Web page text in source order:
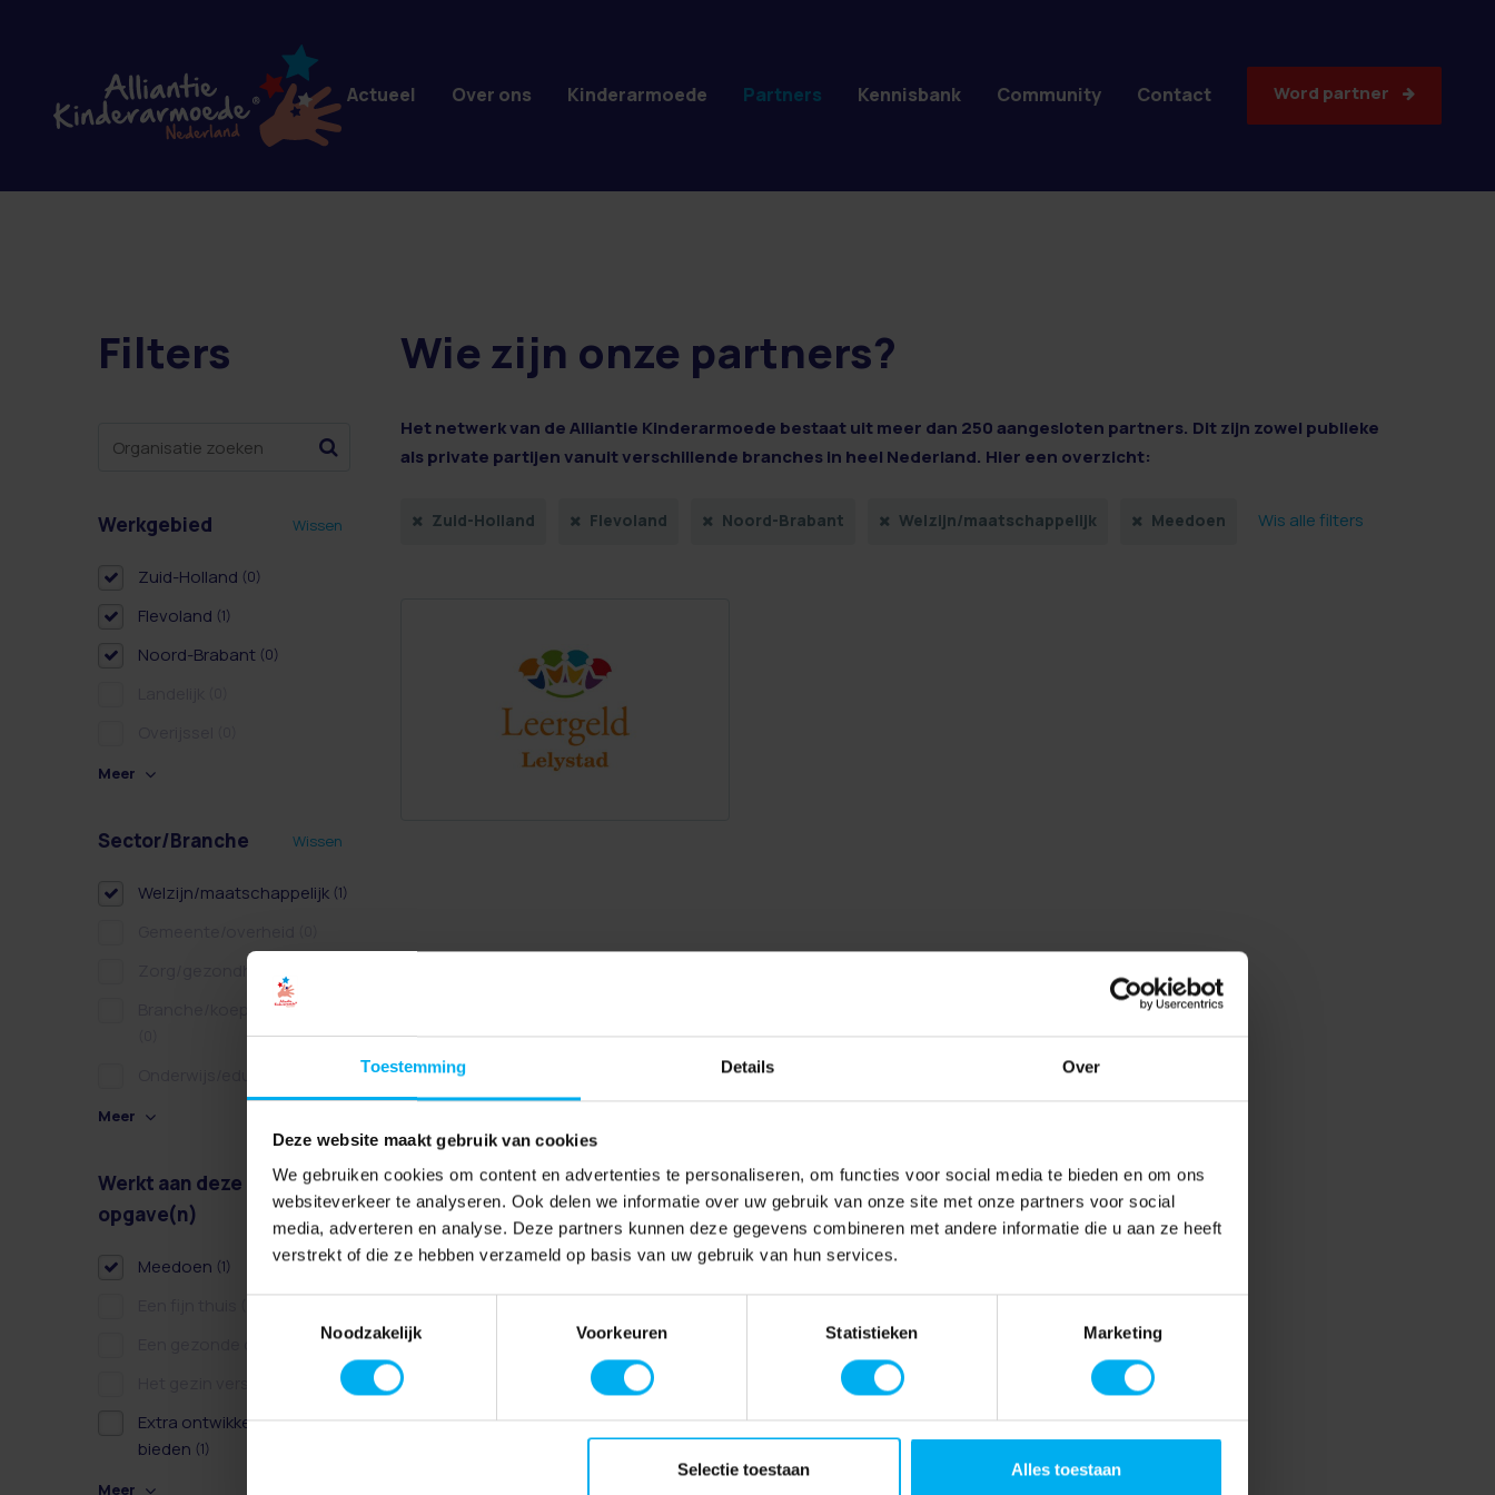
Toestemming Details Over
Deze website maakt gebruik van cookies
We gebruiken cookies om content en advertenties te personaliseren, om functies voor social media te bieden en om ons
websiteverkeer te analyseren. Ook delen we informatie over uw gebruik van onze site met onze partners voor social
media, adverteren en analyse. Deze partners kunnen deze gegevens combineren met andere informatie die u aan ze heeft
verstrekt of die ze hebben verzameld op basis van uw gebruik van hun services.
Noodzakelijk
Voorkeuren Statistieken Marketing
Selectie toestaan Alles toestaan
1 resultaten
Filters
Werkgebied Wissen
Zuid-Holland (0)
Flevoland (1)
Noord-Brabant (0)
Meer
Sector/Branche Wissen
Welzijn/maatschappelijk (1)
Zorg/gezondheidszorg
Branche/koepel/belangen
Meer
Werkt aan deze
opgave(n)
Wissen
Meedoen (1)
Extra ontwikkelkansen
bieden (1)
Meer
Wie zijn onze partners?
Het netwerk van de Alliantie Kinderarmoede bestaat uit meer dan 250 aangesloten partners. Dit zijn zowel publieke
als private partijen vanuit verschillende branches in heel Nederland. Hier een overzicht:
Zuid-Holland Flevoland Noord-Brabant Welzijn/maatschappelijk Meedoen Wis alle filters
Actueel Over ons Kinderarmoede Partners Kennisbank Community Contact Word partner